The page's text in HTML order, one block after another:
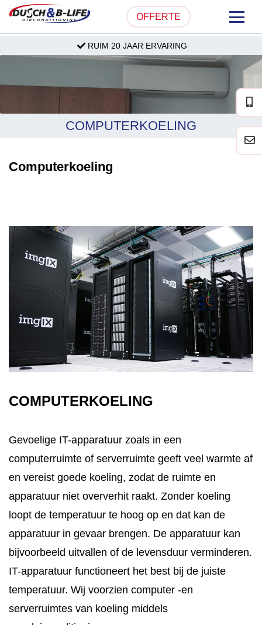
HOME
OVER ONS
PRODUCTEN
ZAKELIJK
PROJECTEN
CONTACT
STORING MELDEN
AFSPRAAK MAKEN
OFFERTE
RUIM 20 JAAR ERVARING
COMPUTERKOELING
Computerkoeling
COMPUTERKOELING
Gevoelige IT-apparatuur zoals in een
computerruimte of serverruimte geeft veel warmte af
en vereist goede koeling, zodat de ruimte en
apparatuur niet oververhit raakt. Zonder koeling
loopt de temperatuur te hoog op en dat kan de
apparatuur in gevaar brengen. De apparatuur kan
bijvoorbeeld uitvallen of de levensduur verminderen.
IT-apparatuur functioneert het best bij de juiste
temperatuur. Wij voorzien computer -en
serverruimtes van koeling middels